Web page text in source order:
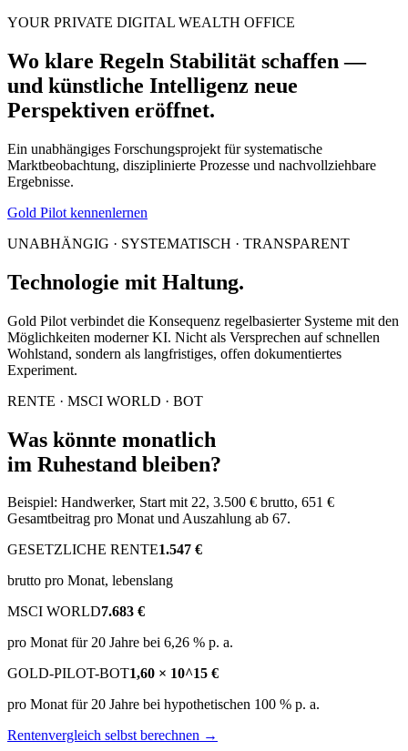
YOUR PRIVATE DIGITAL WEALTH OFFICE
Wo klare Regeln Stabilität schaffen —
und künstliche Intelligenz neue
Perspektiven eröffnet.
Ein unabhängiges Forschungsprojekt für systematische
Marktbeobachtung, disziplinierte Prozesse und nachvollziehbare
Ergebnisse.
Gold Pilot kennenlernen
UNABHÄNGIG · SYSTEMATISCH · TRANSPARENT
Technologie mit Haltung.
Gold Pilot verbindet die Konsequenz regelbasierter Systeme mit den
Möglichkeiten moderner KI. Nicht als Versprechen auf schnellen
Wohlstand, sondern als langfristiges, offen dokumentiertes
Experiment.
RENTE · MSCI WORLD · BOT
Was könnte monatlich
im Ruhestand bleiben?
Beispiel: Handwerker, Start mit 22, 3.500 € brutto, 651 €
Gesamtbeitrag pro Monat und Auszahlung ab 67.
GESETZLICHE RENTE1.547 €
brutto pro Monat, lebenslang
MSCI WORLD7.683 €
pro Monat für 20 Jahre bei 6,26 % p. a.
GOLD-PILOT-BOT1,60 × 10^15 €
pro Monat für 20 Jahre bei hypothetischen 100 % p. a.
Rentenvergleich selbst berechnen →